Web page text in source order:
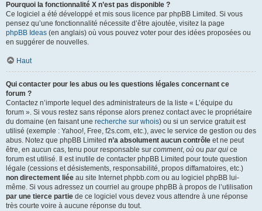
Pourquoi la fonctionnalité X n’est pas disponible ?
Ce logiciel a été développé et mis sous licence par phpBB Limited. Si vous
pensez qu’une fonctionnalité nécessite d’être ajoutée, visitez la page
phpBB Ideas (en anglais) où vous pouvez voter pour des idées proposées ou
en suggérer de nouvelles.
Haut
Qui contacter pour les abus ou les questions légales concernant ce
forum ?
Contactez n’importe lequel des administrateurs de la liste « L’équipe du
forum ». Si vous restez sans réponse alors prenez contact avec le propriétaire
du domaine (en faisant une recherche sur whois) ou si un service gratuit est
utilisé (exemple : Yahoo!, Free, f2s.com, etc.), avec le service de gestion ou des
abus. Notez que phpBB Limited n’a absolument aucun contrôle et ne peut
être, en aucun cas, tenu pour responsable sur comment, où ou par qui ce
forum est utilisé. Il est inutile de contacter phpBB Limited pour toute question
légale (cessions et désistements, responsabilité, propos diffamatoires, etc.)
non directement liée au site Internet phpbb.com ou au logiciel phpBB lui-
même. Si vous adressez un courriel au groupe phpBB à propos de l’utilisation
par une tierce partie de ce logiciel vous devez vous attendre à une réponse
très courte voire à aucune réponse du tout.